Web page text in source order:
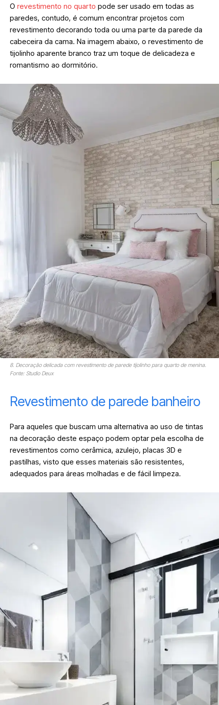
O revestimento no quarto pode ser usado em todas as
paredes, contudo, é comum encontrar projetos com
revestimento decorando toda ou uma parte da parede da
cabeceira da cama. Na imagem abaixo, o revestimento de
tijolinho aparente branco traz um toque de delicadeza e
romantismo ao dormitório.
8. Decoração delicada com revestimento de parede tijolinho para quarto de menina.
Fonte: Studio Deux
Revestimento de parede banheiro
Para aqueles que buscam uma alternativa ao uso de tintas
na decoração deste espaço podem optar pela escolha de
revestimentos como cerâmica, azulejo, placas 3D e
pastilhas, visto que esses materiais são resistentes,
adequados para áreas molhadas e de fácil limpeza.